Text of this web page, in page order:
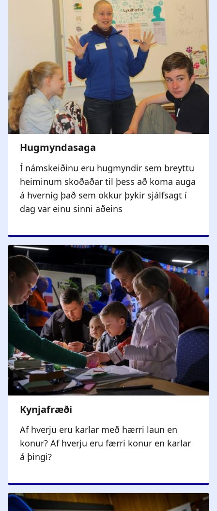
Í námskeiðinu eru hugmyndir sem breyttu
heiminum skoðaðar til þess að koma auga
á hvernig það sem okkur þykir sjálfsagt í
dag var einu sinni aðeins
Af hverju eru karlar með hærri laun en
konur? Af hverju eru færri konur en karlar
á þingi?